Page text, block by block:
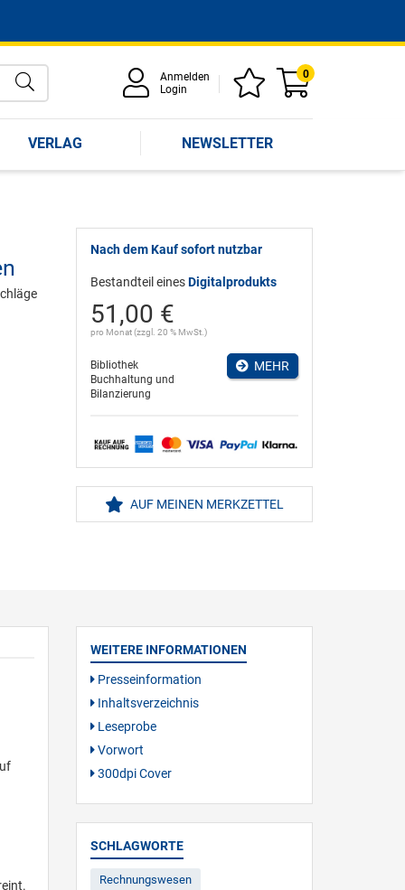
Anmelden
Login
0
VERLAG NEWSLETTER
Nach dem Kauf sofort nutzbar
Bestandteil einesDigitalprodukts
51,00 €
pro Monat (zzgl. 20 % MwSt.)
Bibliothek
Buchhaltung und
Bilanzierung
MEHR
AUF MEINEN MERKZETTEL
WEITERE INFORMATIONEN
Presseinformation
Inhaltsverzeichnis
Leseprobe
Vorwort
300dpi Cover
SCHLAGWORTE
Rechnungswesen